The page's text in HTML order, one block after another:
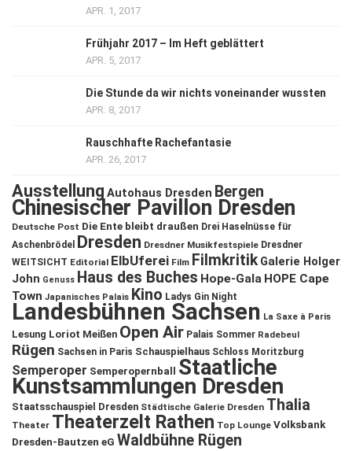
APR. 1, 2017
Frühjahr 2017 – Im Heft geblättert
APR. 5, 2017
Die Stunde da wir nichts voneinander wussten
APR. 8, 2017
Rauschhafte Rachefantasie
APR. 26, 2017
Ausstellung Autohaus Dresden Bergen
Chinesischer Pavillon Dresden
Deutsche Post Die Ente bleibt draußen Drei Haselnüsse für
Aschenbrödel
Dresden Dresdner Musikfestspiele Dresdner
WEITSICHT Editorial ElbUferei Film Filmkritik Galerie Holger
John Genuss Haus des Buches Hope-Gala HOPE Cape
Town Japanisches Palais Kino Ladys Gin Night
Landesbühnen Sachsen La Saxe à Paris
Lesung Loriot Meißen Open Air Palais Sommer Radebeul
Rügen Sachsen in Paris Schauspielhaus Schloss Moritzburg
Semperoper Semperopernball Staatliche
Kunstsammlungen Dresden
Staatsschauspiel Dresden Städtische Galerie Dresden Thalia
Theater Theaterzelt Rathen Top Lounge Volksbank
Dresden-Bautzen eG Waldbühne Rügen